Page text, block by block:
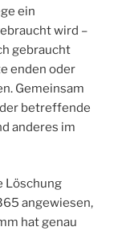
ein
wird –
gebraucht
enden oder
Gemeinsam
betreffende
anderes im
Löschung
angewiesen,
hat genau